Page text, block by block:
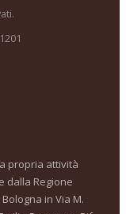
propria attività
dalla Regione
in Via M.